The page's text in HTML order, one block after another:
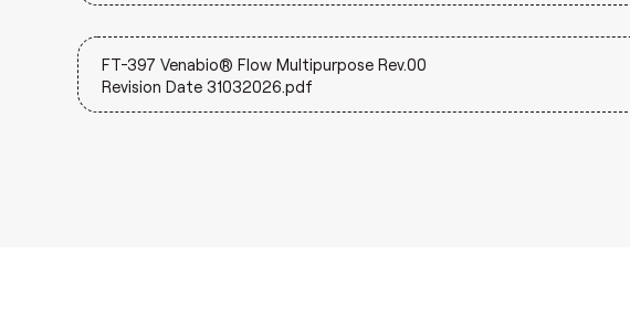
FT-397 Venabio® Flow Multipurpose Rev.00
Revision Date 31032026.pdf